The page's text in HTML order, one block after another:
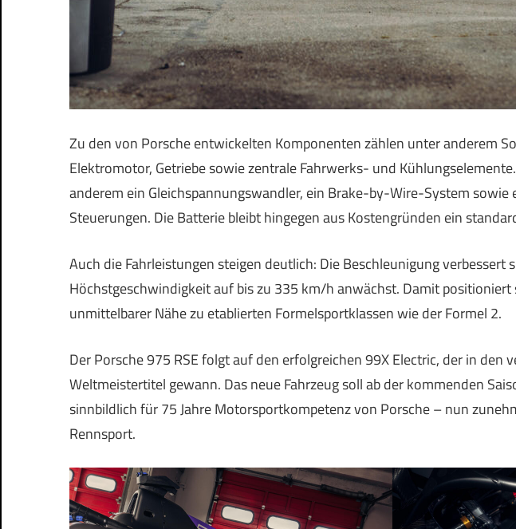
Zu den von Porsche entwickelten Komponenten zählen unter anderem
Elektromotor, Getriebe sowie zentrale Fahrwerks- und
anderem ein Gleichspannungswandler, ein Brake-by-Wire-System
Steuerungen. Die Batterie bleibt hingegen aus Kostengründen ein
Auch die Fahrleistungen steigen deutlich: Die Beschleunigung verbessert
Höchstgeschwindigkeit auf bis zu 335 km/h anwächst. Damit positioniert
unmittelbarer Nähe zu etablierten Formelsportklassen wie der Formel 2.
Der Porsche 975 RSE folgt auf den erfolgreichen 99X Electric, der in den
Weltmeistertitel gewann. Das neue Fahrzeug soll ab der kommenden
sinnbildlich für 75 Jahre Motorsportkompetenz von Porsche – nun
Rennsport.